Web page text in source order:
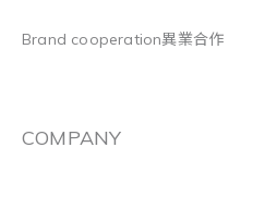
Brand cooperation異業合作
COMPANY